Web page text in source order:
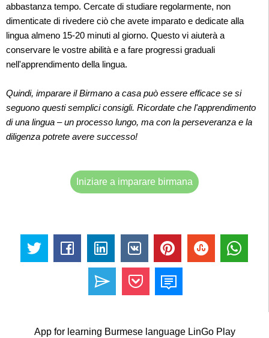
abbastanza tempo. Cercate di studiare regolarmente, non
dimenticate di rivedere ciò che avete imparato e dedicate alla
lingua almeno 15-20 minuti al giorno. Questo vi aiuterà a
conservare le vostre abilità e a fare progressi graduali
nell'apprendimento della lingua.
Quindi, imparare il Birmano a casa può essere efficace se si
seguono questi semplici consigli. Ricordate che l'apprendimento
di una lingua – un processo lungo, ma con la perseveranza e la
diligenza potrete avere successo!
Iniziare a imparare birmana
App for learning Burmese language LinGo Play